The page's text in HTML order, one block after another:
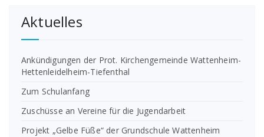
Aktuelles
Ankündigungen der Prot. Kirchengemeinde Wattenheim-
Hettenleidelheim-Tiefenthal
Zum Schulanfang
Zuschüsse an Vereine für die Jugendarbeit
Projekt „Gelbe Füße“ der Grundschule Wattenheim